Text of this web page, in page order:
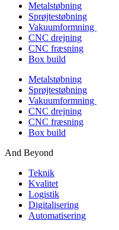
Metalstøbning
Sprøjtestøbning
Vakuumformning
CNC drejning
CNC fræsning
Box build
Metalstøbning
Sprøjtestøbning
Vakuumformning
CNC drejning
CNC fræsning
Box build
And Beyond
Teknik
Kvalitet
Logistik
Digitalisering
Automatisering